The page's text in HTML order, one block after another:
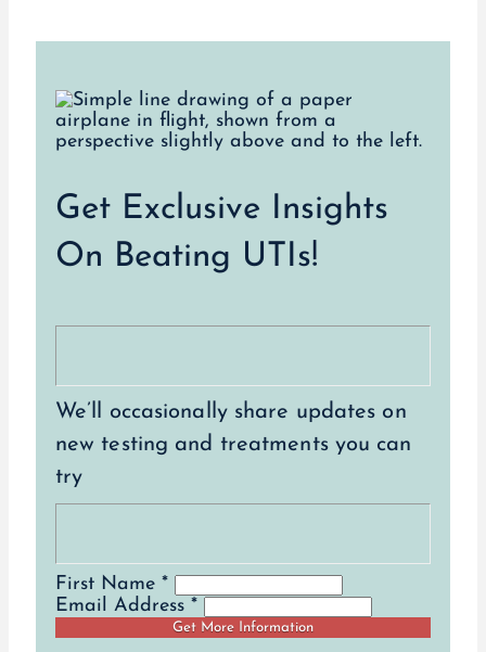
Get Exclusive Insights
On Beating UTIs!
We’ll occasionally share updates on
new testing and treatments you can
try
First Name *
Email Address *